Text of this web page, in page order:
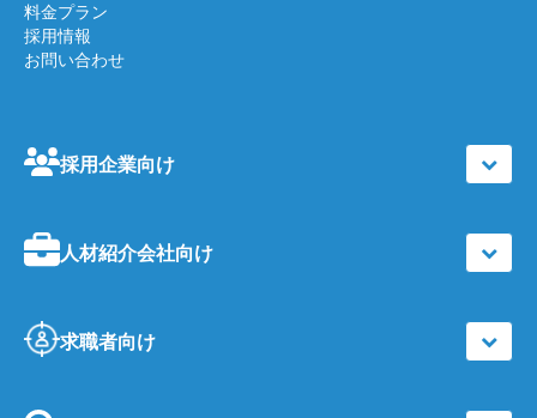
採用企業向け
人材紹介会社向け
求職者向け
料金プラン
採用情報
お問い合わせ